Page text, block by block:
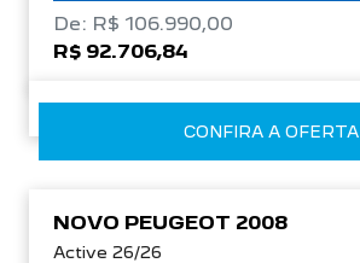
De: R$ 106.990,00
R$ 92.706,84
CONFIRA A OFERTA
NOVO PEUGEOT 2008
Active 26/26